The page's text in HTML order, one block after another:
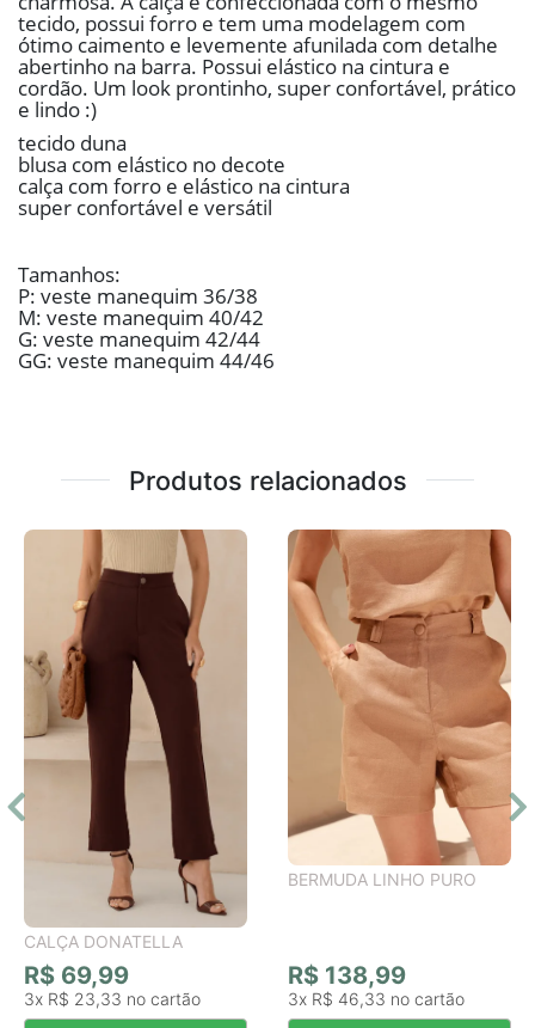
tecido, possui forro e tem uma modelagem com
ótimo caimento e levemente afunilada com detalhe
abertinho na barra. Possui elástico na cintura e
cordão. Um look prontinho, super confortável, prático
e lindo :)
tecido duna
blusa com elástico no decote
calça com forro e elástico na cintura
super confortável e versátil
Tamanhos:
P: veste manequim 36/38
M: veste manequim 40/42
G: veste manequim 42/44
GG: veste manequim 44/46
Produtos relacionados
CALÇA DONATELLA
R$ 69,99
3x R$ 23,33
BERMUDA LINHO PURO
R$ 138,99
3x R$ 46,33